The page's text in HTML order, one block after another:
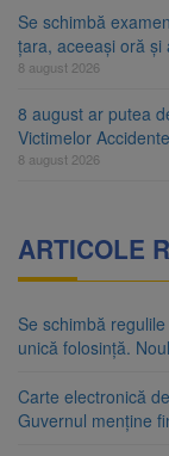
Se schimbă
țara, aceeași oră și
8 august 2026
8 august ar putea
Victimelor
8 august 2026
ARTICOLE
Se schimbă
unică folosință.
Carte electronică
Guvernul menține